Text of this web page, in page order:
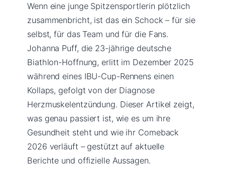
Wenn eine junge Spitzensportlerin plötzlich
zusammenbricht, ist das ein Schock – für sie
selbst, für das Team und für die Fans.
Johanna Puff, die 23-jährige deutsche
Biathlon-Hoffnung, erlitt im Dezember 2025
während eines IBU-Cup-Rennens einen
Kollaps, gefolgt von der Diagnose
Herzmuskelentzündung. Dieser Artikel zeigt,
was genau passiert ist, wie es um ihre
Gesundheit steht und wie ihr Comeback
2026 verläuft – gestützt auf aktuelle
Berichte und offizielle Aussagen.